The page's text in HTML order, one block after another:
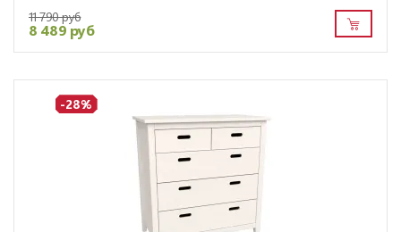
11 790 руб
8 489 руб
-28%